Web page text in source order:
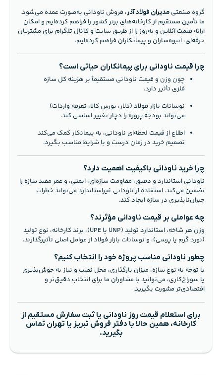
گروه صنعتی مدیران فولاد آذر، فروش ناودانی به‌صورت عمده می‌شود.
ما تأمین مستقیم از کارخانه‌های برتر کشور را فراهم کرده‌ایم و امکان
ارائه قیمت آنلاین و به‌روز را از طریق سایت و کانال تلگرام برای مشتریان
حرفه‌ای، انبوه‌سازان و پیمانکاران فراهم کرده‌ایم.
چرا قیمت ناودانی برای پیمانکاران حیاتی است؟
چون وزن و قیمت ناودانی مستقیماً بر هزینه کل سازه
فلزی تأثیر دارد.
نوسانات بازار فولاد (دلار، بورس کالا، تعرفه واردات)
می‌تواند بودجه پروژه را دچار تغییر اساسی کند.
اطلاع از قیمت لحظه‌ای ناودانی، به پیمانکار کمک می‌کند
تصمیم خرید در زمان درست و با شرایط مناسب بگیرد.
چرا خرید ناودانی باکیفیت اهمیت دارد؟
ناودانی استاندارد و دقیق، مقاومت سازه‌ای، ایمنی، و عمر مفید سازه را
تضمین می‌کند. استفاده از ناودانی غیراستاندارد می‌تواند خطرات
جبران‌ناپذیری در سازه ایجاد کند.
چه عواملی بر قیمت ناودانی مؤثرند؟
وزن هر شاخه، استاندارد تولید (UNP یا UPE)، برند کارخانه، نوع تولید
(نورد گرم یا پرسی)، و نوسانات بازار فولاد از عوامل اصلی تأثیرگذارند.
چطور ناودانی مناسب پروژه خود را انتخاب کنیم؟
با توجه به نوع سازه، میزان بارگذاری، محل نصب و نیاز به جوش‌پذیری
یا سوراخ‌کاری، می‌توانید با مشاوران ما برای انتخاب دقیق‌تر و
اقتصادی‌تر مشورت بگیرید.
برای استعلام قیمت روز ناودانی یا ثبت سفارش مستقیم از
کارخانه، همین حالا با دفتر فروش تبریز یا تهران تماس
بگیرید.